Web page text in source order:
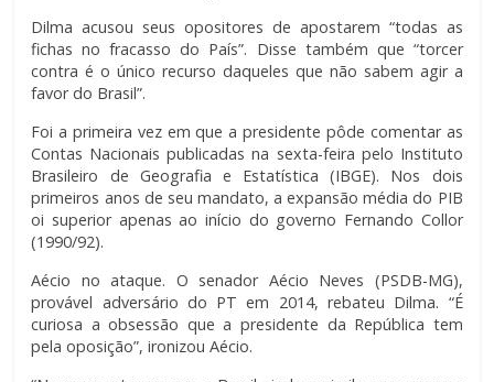
Dilma acusou seus opositores de apostarem “todas as
fichas no fracasso do País”. Disse também que “torcer
contra é o único recurso daqueles que não sabem agir a
favor do Brasil”.
Foi a primeira vez em que a presidente pôde comentar as
Contas Nacionais publicadas na sexta-feira pelo Instituto
Brasileiro de Geografia e Estatística (IBGE). Nos dois
primeiros anos de seu mandato, a expansão média do PIB
oi superior apenas ao início do governo Fernando Collor
(1990/92).
Aécio no ataque. O senador Aécio Neves (PSDB-MG),
provável adversário do PT em 2014, rebateu Dilma. “É
curiosa a obsessão que a presidente da República tem
pela oposição”, ironizou Aécio.